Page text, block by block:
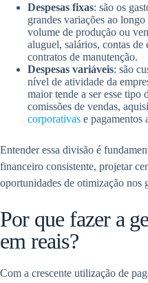
Despesas fixas: são os
grandes variações ao
volume de produção ou
aluguel, salários, contas de
contratos de manutenção.
Despesas variáveis: são
nível de atividade da
maior tende a ser esse tipo
comissões de vendas,
corporativas e pagamentos
Entender essa divisão é
financeiro consistente, projetar
oportunidades de otimização nos
Por que fazer a
em reais?
Com a crescente utilização de